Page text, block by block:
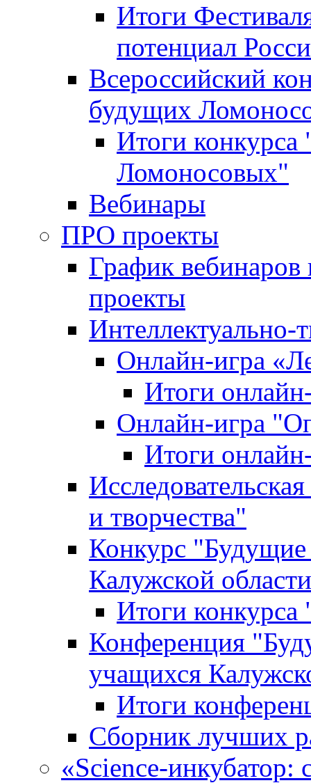
Итоги
потенциал
Всероссийский
будущих
Итоги
Ломоносовых"
Вебинары
ПРО проекты
График
проекты
Интеллектуально-
Онлайн-игра
Итоги
Онлайн-игра
Итоги
и творчества"
Конкурс
Калужской области
Итоги
Конференция
учащихся
Итоги
Сборник лучших
«Science-инкубатор: